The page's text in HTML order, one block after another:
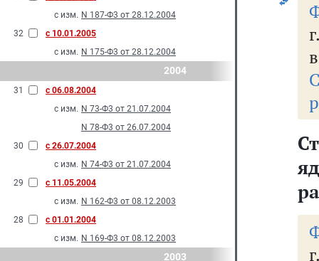
с изм. N 187-Ф3 от 28.12.2004
32
с 10.01.2005
с изм. N 175-Ф3 от 28.12.2004
2004
31
с 06.08.2004
с изм. N 73-Ф3 от 21.07.2004
N 78-Ф3 от 26.07.2004
30
с 26.07.2004
с изм. N 74-Ф3 от 21.07.2004
29
с 11.05.2004
с изм. N 162-Ф3 от 08.12.2003
28
с 01.01.2004
с изм. N 169-Ф3 от 08.12.2003
2003